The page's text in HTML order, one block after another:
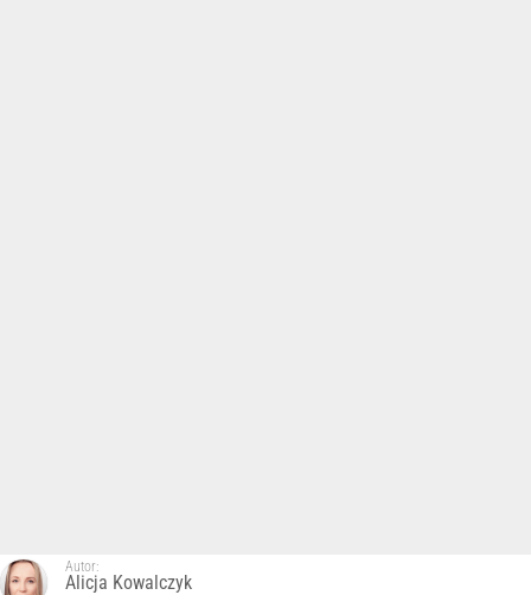
Autor:
Alicja Kowalczyk